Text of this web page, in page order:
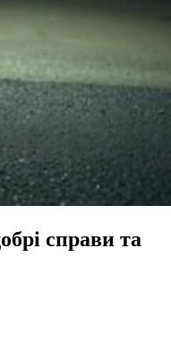
справи та